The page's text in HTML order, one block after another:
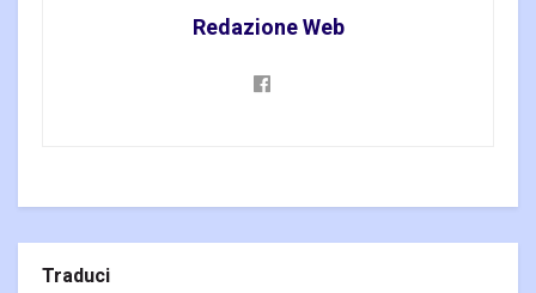
Redazione Web
Traduci